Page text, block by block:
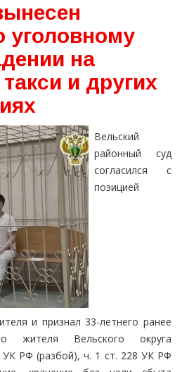
уголовному
на
и других
Вельский
районный суд
согласился с
позицией
и признал 33-летнего ранее
жителя Вельского округа
РФ (разбой), ч. 1 ст. 228 УК РФ